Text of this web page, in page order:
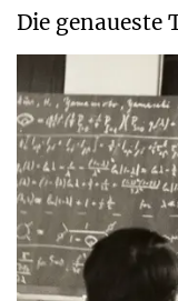
Die genaueste